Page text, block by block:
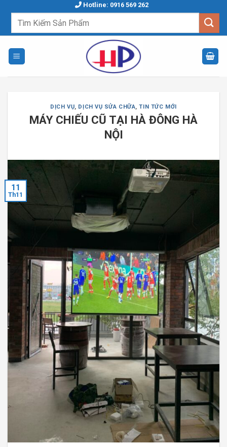
content
Hotline: 0916 569 262
Tìm
DỊCH VỤ, DỊCH VỤ SỬA CHỮA,TIN TỨC MỚI
MÁY CHIẾU CŨ TẠI HÀ ĐÔNG HÀ
NỘI
11
Th11